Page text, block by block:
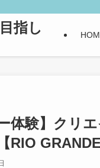
指し
体験】クリ
RIO